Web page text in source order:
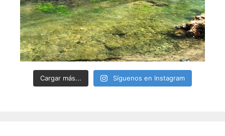
Cargar más... Síguenos en Instagram